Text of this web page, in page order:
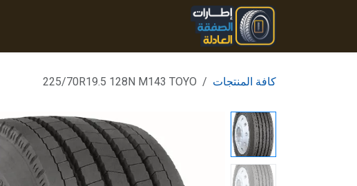
تخطي للذهاب إلى المحتوى
كافة المنتجات 225/70R19.5 128N M143 TOYO